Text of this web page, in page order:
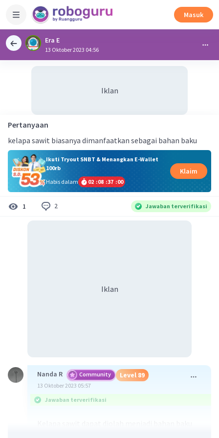
Masuk
Era E
13 Oktober 2023 04:56
Iklan
Pertanyaan
kelapa sawit biasanya dimanfaatkan sebagai bahan baku
Ikuti Tryout SNBT & Menangkan E-Wallet
100rb
Habis dalam
02 :08 :36 :59
Klaim
1 2 Jawaban terverifikasi
Iklan
Nanda R Community Level 89
13 Oktober 2023 05:57
Jawaban terverifikasi